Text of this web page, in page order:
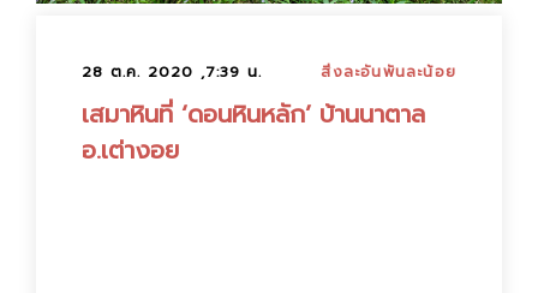
28 ต.ค. 2020 ,7:39 น. สิ่งละอันพันละน้อย
เสมาหินที่ ‘ดอนหินหลัก’ บ้านนาตาล
อ.เต่างอย